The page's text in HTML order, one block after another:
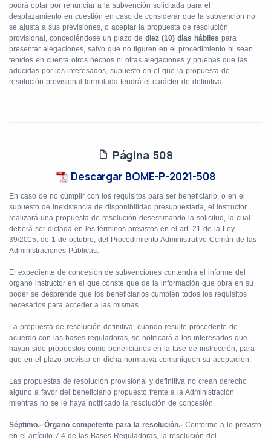
podrá optar por renunciar a la subvención solicitada para el
desplazamiento en cuestión en caso de considerar que la subvención no
se ajusta a sus previsiones, o aceptar la propuesta de resolución
provisional, concediéndose un plazo de diez (10) días hábiles para
presentar alegaciones, salvo que no figuren en el procedimiento ni sean
tenidos en cuenta otros hechos ni otras alegaciones y pruebas que las
aducidas por los interesados, supuesto en el que la propuesta de
resolución provisional formulada tendrá el carácter de definitiva.
Página 508
Descargar BOME-P-2021-508
En caso de no cumplir con los requisitos para ser beneficiario, o en el
supuesto de inexistencia de disponibilidad presupuestaria, el instructor
realizará una propuesta de resolución desestimando la solicitud, la cual
deberá ser dictada en los términos previstos en el art. 21 de la Ley
39/2015, de 1 de octubre, del Procedimiento Administrativo Común de las
Administraciones Públicas.
El expediente de concesión de subvenciones contendrá el informe del
órgano instructor en el que conste que de la información que obra en su
poder se desprende que los beneficiarios cumplen todos los requisitos
necesarios para acceder a las mismas.
La propuesta de resolución definitiva, cuando resulte procedente de
acuerdo con las bases reguladoras, se notificará a los interesados que
hayan sido propuestos como beneficiarios en la fase de instrucción, para
que en el plazo previsto en dicha normativa comuniquen su aceptación.
Las propuestas de resolución provisional y definitiva no crean derecho
alguno a favor del beneficiario propuesto frente a la Administración
mientras no se le haya notificado la resolución de concesión.
Séptimo.- Órgano competente para la resolución.- Conforme a lo previsto
en el artículo 7.4 de las Bases Reguladoras, la resolución del